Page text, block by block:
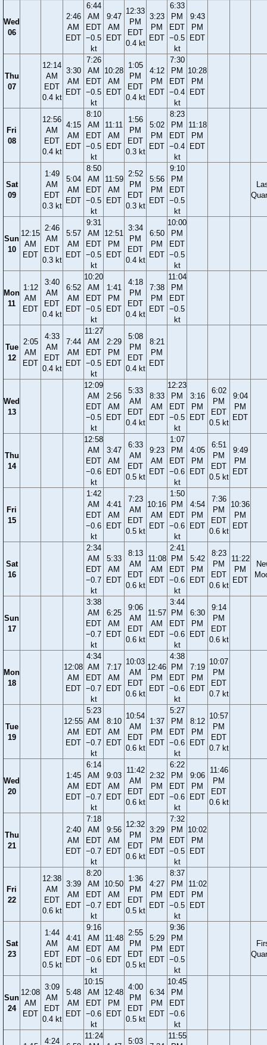
Wed
06
2:46
AM
EDT
6:44
AM
EDT
−0.5
kt
9:47
AM
EDT
12:33
PM
EDT
0.4 kt
3:23
PM
EDT
6:33
PM
EDT
−0.5
kt
9:43
PM
EDT
Thu
07
12:14
AM
EDT
0.4 kt
3:30
AM
EDT
7:26
AM
EDT
−0.5
kt
10:28
AM
EDT
1:05
PM
EDT
0.4 kt
4:12
PM
EDT
7:30
PM
EDT
−0.4
kt
10:28
PM
EDT
Fri
08
12:56
AM
EDT
0.4 kt
4:15
AM
EDT
8:10
AM
EDT
−0.5
kt
11:11
AM
EDT
1:56
PM
EDT
0.3 kt
5:02
PM
EDT
8:23
PM
EDT
−0.4
kt
11:18
PM
EDT
Sat
09
1:49
AM
EDT
0.3 kt
5:04
AM
EDT
8:50
AM
EDT
−0.5
kt
11:59
AM
EDT
2:52
PM
EDT
0.3 kt
5:56
PM
EDT
9:10
PM
EDT
−0.5
kt
Sun
10
12:15
AM
EDT
2:46
AM
EDT
0.3 kt
5:57
AM
EDT
9:31
AM
EDT
−0.5
kt
12:51
PM
EDT
3:34
PM
EDT
0.4 kt
6:50
PM
EDT
10:00
PM
EDT
−0.5
kt
Mon
11
1:12
AM
EDT
3:40
AM
EDT
0.4 kt
6:52
AM
EDT
10:20
AM
EDT
−0.5
kt
1:41
PM
EDT
4:18
PM
EDT
0.4 kt
7:38
PM
EDT
11:04
PM
EDT
−0.5
kt
Tue
12
2:05
AM
EDT
4:33
AM
EDT
0.4 kt
7:44
AM
EDT
11:27
AM
EDT
−0.5
kt
2:29
PM
EDT
5:08
PM
EDT
0.4 kt
8:21
PM
EDT
Wed
13
12:09
AM
EDT
−0.5
kt
2:56
AM
EDT
5:33
AM
EDT
0.4 kt
8:33
AM
EDT
12:23
PM
EDT
−0.5
kt
3:16
PM
EDT
6:02
PM
EDT
0.5 kt
9:04
PM
EDT
Thu
14
12:58
AM
EDT
−0.6
kt
3:47
AM
EDT
6:33
AM
EDT
0.5 kt
9:23
AM
EDT
1:07
PM
EDT
−0.6
kt
4:05
PM
EDT
6:51
PM
EDT
0.5 kt
9:49
PM
EDT
Fri
15
1:42
AM
EDT
−0.6
kt
4:41
AM
EDT
7:23
AM
EDT
0.5 kt
10:16
AM
EDT
1:50
PM
EDT
−0.6
kt
4:54
PM
EDT
7:36
PM
EDT
0.6 kt
10:36
PM
EDT
Sat
16
2:34
AM
EDT
−0.7
kt
5:33
AM
EDT
8:13
AM
EDT
0.6 kt
11:08
AM
EDT
2:41
PM
EDT
−0.6
kt
5:42
PM
EDT
8:23
PM
EDT
0.6 kt
11:22
PM
EDT
Sun
17
3:38
AM
EDT
−0.7
kt
6:25
AM
EDT
9:06
AM
EDT
0.6 kt
11:57
AM
EDT
3:44
PM
EDT
−0.6
kt
6:30
PM
EDT
9:14
PM
EDT
0.6 kt
Mon
18
12:08
AM
EDT
4:34
AM
EDT
−0.7
kt
7:17
AM
EDT
10:03
AM
EDT
0.6 kt
12:46
PM
EDT
4:38
PM
EDT
−0.6
kt
7:19
PM
EDT
10:07
PM
EDT
0.7 kt
Tue
19
12:55
AM
EDT
5:23
AM
EDT
−0.7
kt
8:10
AM
EDT
10:54
AM
EDT
0.6 kt
1:37
PM
EDT
5:27
PM
EDT
−0.6
kt
8:12
PM
EDT
10:57
PM
EDT
0.7 kt
Wed
20
1:45
AM
EDT
6:14
AM
EDT
−0.7
kt
9:03
AM
EDT
11:42
AM
EDT
0.6 kt
2:32
PM
EDT
6:22
PM
EDT
−0.6
kt
9:06
PM
EDT
11:46
PM
EDT
0.6 kt
Thu
21
2:40
AM
EDT
7:18
AM
EDT
−0.7
kt
9:56
AM
EDT
12:32
PM
EDT
0.6 kt
3:29
PM
EDT
7:32
PM
EDT
−0.5
kt
10:02
PM
EDT
Fri
22
12:38
AM
EDT
0.6 kt
3:39
AM
EDT
8:20
AM
EDT
−0.7
kt
10:50
AM
EDT
1:36
PM
EDT
0.5 kt
4:27
PM
EDT
8:37
PM
EDT
−0.5
kt
11:02
PM
EDT
Sat
23
1:44
AM
EDT
0.5 kt
4:41
AM
EDT
9:16
AM
EDT
−0.6
kt
11:48
AM
EDT
2:55
PM
EDT
0.5 kt
5:29
PM
EDT
9:36
PM
EDT
−0.5
kt
Sun
24
12:08
AM
EDT
3:09
AM
EDT
0.4 kt
5:48
AM
EDT
10:15
AM
EDT
−0.6
kt
12:48
PM
EDT
4:00
PM
EDT
0.5 kt
6:34
PM
EDT
10:45
PM
EDT
−0.6
kt
4:24
11:24
5:03
11:55